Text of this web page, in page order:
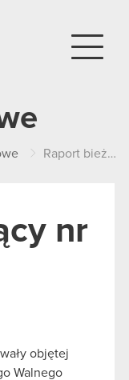
Raport bieżący nr 41/2016
nr
objętej
Walnego